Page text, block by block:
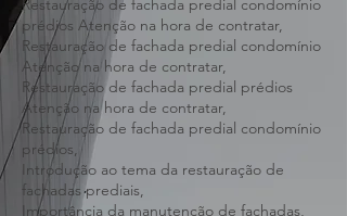
Opinião Sem Muros,
Restauração de fachada predial condomínio
prédios Atenção na hora de contratar,
Restauração de fachada predial condomínio
Atenção na hora de contratar,
Restauração de fachada predial prédios
Atenção na hora de contratar,
Restauração de fachada predial condomínio
prédios,
Introdução ao tema da restauração de